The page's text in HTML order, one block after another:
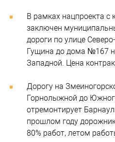
В рамках нацпроекта
заключен
дороги по улице
Гущина до дома №167
Западной. Цена
Дорогу на
Горнолыжной до
отремонтирует
прошлом году
80% работ, летом